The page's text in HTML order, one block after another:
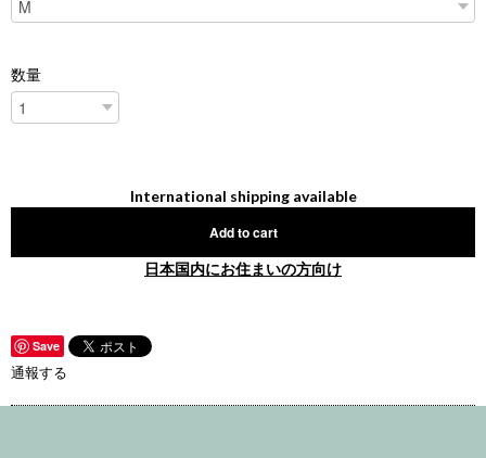
数量
International shipping available
Add to cart
日本国内にお住まいの方向け
Save
通報する